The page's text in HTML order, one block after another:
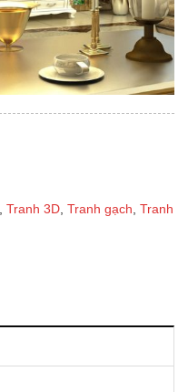
Tranh 3D Tranh gạch Tranh